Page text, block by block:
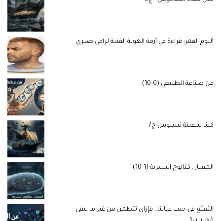
ألبوم القمر: قراءة في أزمة الهوية الفنية لرامي صبري
فن صناعة الطبيعي (0-10)
كلنا سفينة ثيسوس ج7
المعيار.. كتالوج البشرية (1-10)
البُعبُع في جيب عيالنا.. فإزاي نتطمن من غير ما نبقى